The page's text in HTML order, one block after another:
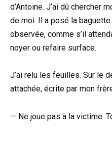
d’Antoine. J’ai dû chercher
de moi. Il a posé la baguette
observée, comme s’il
noyer ou refaire surface.
J’ai relu les feuilles. Sur le
attachée, écrite par mon
— Ne joue pas à la victime.